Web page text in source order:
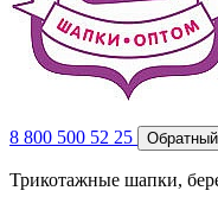
8 800 500 52 25
Трикотажные шапки,